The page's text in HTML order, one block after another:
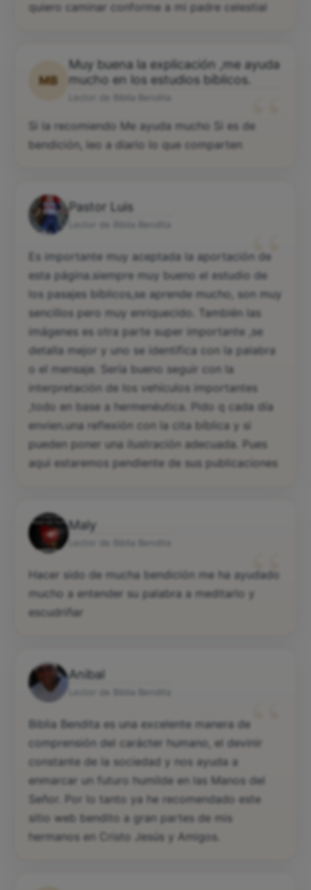
quiero caminar conforme a mi padre celestial
MB
Muy buena la explicación ,me ayuda
mucho en los estudios bíblicos.“
Si la recomiendo Me ayuda mucho Si es de
bendición, leo a diario lo que comparten
Pastor Luis
“
Es importante muy aceptada la aportación de
esta página.siempre muy bueno el estudio de
los pasajes bíblicos,se aprende mucho, son muy
sencillos pero muy enriquecido. También las
imágenes es otra parte super importante ,se
detalla mejor y uno se identifica con la palabra
o el mensaje. Sería bueno seguir con la
interpretación de los vehículos importantes
,todo en base a hermenéutica. Pido q cada día
envien.una reflexión con la cita bíblica y si
pueden poner una ilustración adecuada. Pues
aqui estaremos pendiente de sus publicaciones
Maly
“
Hacer sido de mucha bendición me ha ayudado
mucho a entender su palabra a meditarlo y
escudriñar
Anibal
“
Biblia Bendita es una excelente manera de
comprensión del carácter humano, el devinir
constante de la sociedad y nos ayuda a
enmarcar un futuro humilde en las Manos del
Señor. Por lo tanto ya he recomendado este
sitio web bendito a gran partes de mis
hermanos en Cristo Jesús y Amigos.